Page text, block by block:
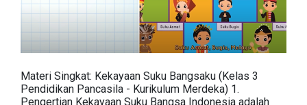
Materi Singkat: Kekayaan Suku Bangsaku (Kelas 3
Pendidikan Pancasila - Kurikulum Merdeka) 1.
Pengertian Kekayaan Suku Bangsa Indonesia adalah